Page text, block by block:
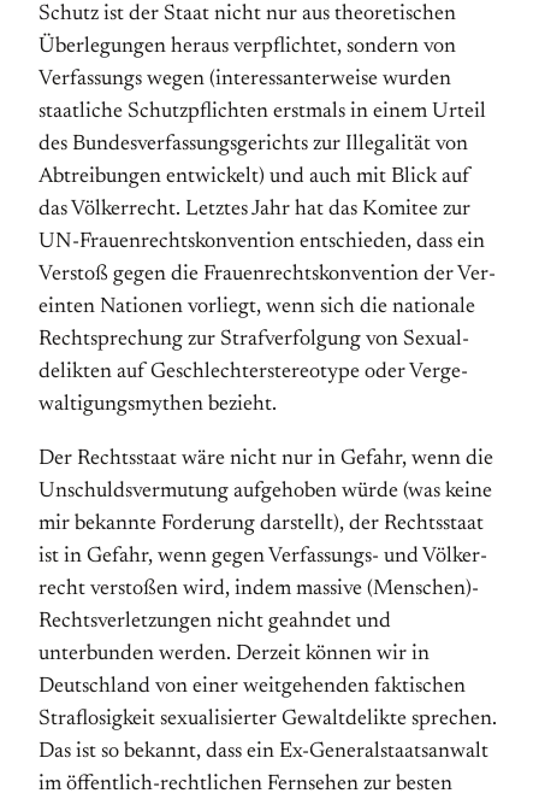
Schutz ist der Staat nicht nur aus theoretischen
Überlegungen heraus verpflichtet, sondern von
Verfassungs wegen (interessanterweise wurden
staatliche Schutz­pflichten erstmals in einem Urteil
des Bundes­ver­fassungs­gerichts zur Illegalität von
Abt­reibungen entwickelt) und auch mit Blick auf
das Völkerrecht. Letztes Jahr hat das Komitee zur
UN-Frauen­rechts­kon­vention entschieden, dass ein
Verstoß gegen die Frauen­rechts­kon­ven­tion der Ver­
einten Nationen vorliegt, wenn sich die nationale
Recht­sprechung zur Straf­ver­folgung von Sexual­
delikten auf Geschlechter­stereotype oder Ver­ge­
waltigungs­mythen bezieht.
Der Rechtsstaat wäre nicht nur in Gefahr, wenn die
Unschulds­ver­mutung auf­ge­hoben würde (was keine
mir bekannte Forderung darstellt), der Rechts­staat
ist in Gefahr, wenn gegen Ver­fassungs- und Völker­
recht verstoßen wird, indem massive (Menschen)­
Rechtsverletzungen nicht geahndet und
unterbunden werden. Derzeit können wir in
Deutsch­land von einer weitgehenden faktischen
Straf­losigkeit sexualisierter Gewaltdelikte sprechen.
Das ist so bekannt, dass ein Ex-General­staats­anwalt
im öffentlich-rechtlichen Fernsehen zur besten